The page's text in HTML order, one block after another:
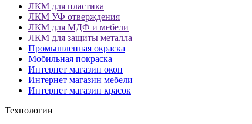
ЛКМ для пластика
ЛКМ УФ отверждения
ЛКМ для МДФ и мебели
ЛКМ для защиты металла
Промышленная окраска
Мобильная покраска
Интернет магазин окон
Интернет магазин мебели
Интернет магазин красок
Технологии